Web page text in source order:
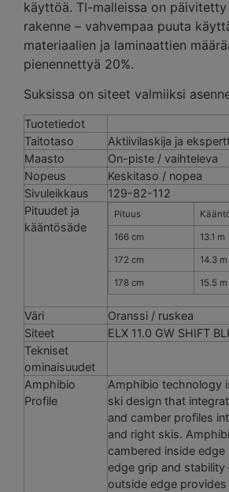
käyttöä. TI-malleissa on
rakenne – vahvempaa puuta
materiaalien ja laminaattien
pienennettyä 20%.
Suksissa on siteet valmiiksi
Tuotetiedot
Taitotaso
Aktiivilaskija ja
Maasto
On-piste / vaihteleva
Nopeus
Keskitaso / nopea
Sivuleikkaus
129-82-112
Pituudet ja
kääntösäde
Pituus
166 cm 13.1 m
172 cm 14.3 m
178 cm 15.5 m
Väri
Oranssi / ruskea
Siteet
ELX 11.0 GW SHIFT
Tekniset
ominaisuudet
Amphibio
Profile
Amphibio technology
ski design that
and camber profiles
and right skis.
cambered inside
edge grip and stability
outside edge